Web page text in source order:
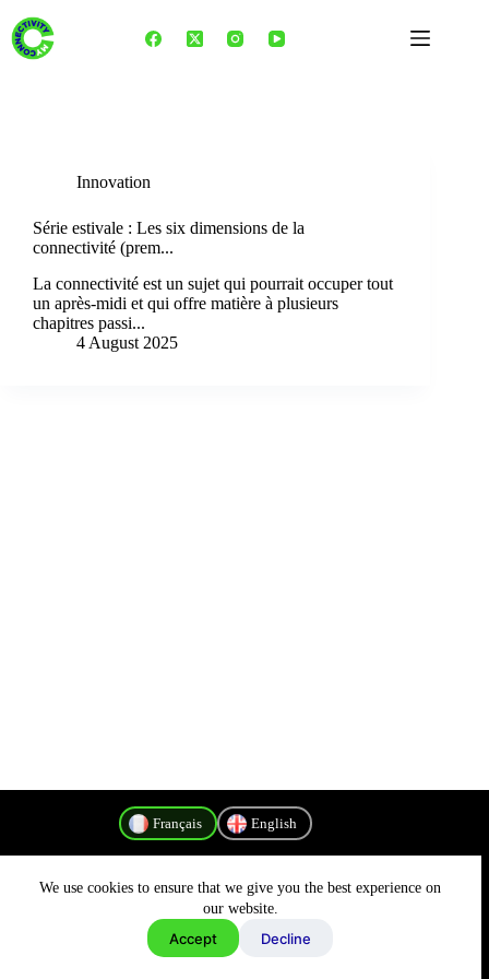
content
We use cookies to ensure that we give you the best experience on
our website.
Accept Decline
Innovation
Série estivale : Les six dimensions de la
connectivité (prem...
La connectivité est un sujet qui pourrait occuper tout
un après-midi et qui offre matière à plusieurs
chapitres passi...
4 August 2025
Français English
Politique de confidentialité
Copyright © 2026 - MyConnectivity